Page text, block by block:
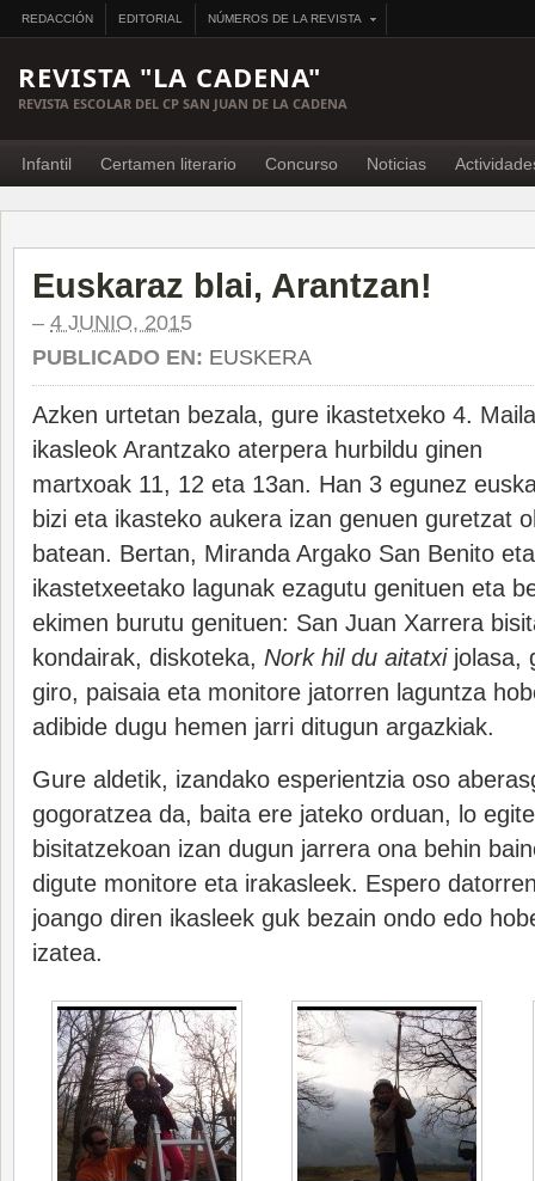
REDACCIÓN EDITORIAL NÚMEROS DE LA REVISTA
REVISTA "LA CADENA"
REVISTA ESCOLAR DEL CP SAN JUAN DE LA CADENA
Infantil Certamen literario Concurso Noticias
Euskaraz blai, Arantzan!
– 4 JUNIO, 2015
PUBLICADO EN: EUSKERA
Azken urtetan bezala, gure ikastetxeko 4.
ikasleok Arantzako aterpera hurbildu ginen
martxoak 11, 12 eta 13an. Han 3 egunez
bizi eta ikasteko aukera izan genuen guretzat
batean. Bertan, Miranda Argako San Benito
ikastetxeetako lagunak ezagutu genituen eta
ekimen burutu genituen: San Juan Xarrera
kondairak, diskoteka, Nork hil du aitatxijolasa,
giro, paisaia eta monitore jatorren laguntza
adibide dugu hemen jarri ditugun argazkiak.
Gure aldetik, izandako esperientzia oso
gogoratzea da, baita ere jateko orduan, lo
bisitatzekoan izan dugun jarrera ona behin
digute monitore eta irakasleek. Espero
joango diren ikasleek guk bezain ondo edo
izatea.